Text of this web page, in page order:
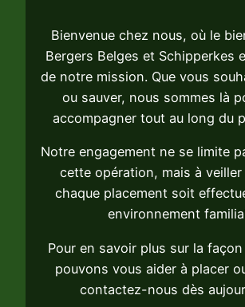
Bienvenue chez nous, où le
Bergers Belges et Schipperkes
de notre mission. Que vous
ou sauver, nous sommes là
accompagner tout au long du
Notre engagement ne se limite
cette opération, mais à veiller
chaque placement soit
environnement
Pour en savoir plus sur la
pouvons vous aider à placer
contactez-nous dès